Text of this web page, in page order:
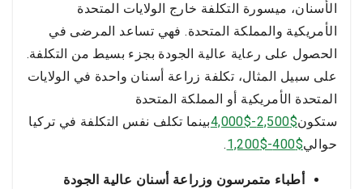
الأسنان، ميسورة التكلفة خارج الولايات المتحدة
الأمريكية والمملكة المتحدة. فهي تساعد المرضى في
الحصول على رعاية عالية الجودة بجزء بسيط من التكلفة.
على سبيل المثال، تكلفة زراعة أسنان واحدة في الولايات
المتحدة الأمريكية أو المملكة المتحدة
ستكون$2,500-$4,000
بينما تكلف نفس التكلفة في تركيا
حوالي$400-$1,200
.
أطباء متمرسون وزراعة أسنان عالية الجودة